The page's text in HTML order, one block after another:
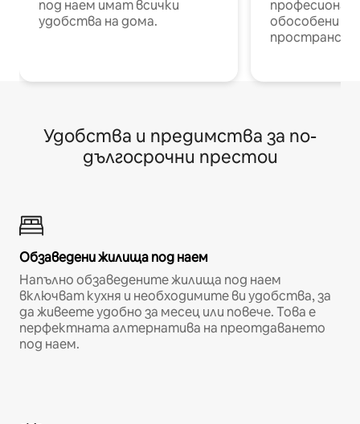
под наем имат всички
удобства на дома.
обособени
Удобства и предимства за по-
дългосрочни престои
Обзаведени жилища под наем
Напълно обзаведените жилища под наем
включват кухня и необходимите ви удобства, за
да живеете удобно за месец или повече. Това е
перфектната алтернатива на преотдаването
под наем.